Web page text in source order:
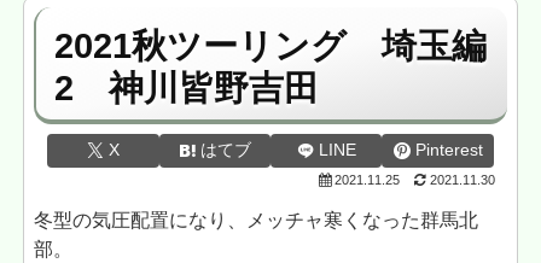
2021秋ツーリング 埼玉編
2 神川皆野吉田
X はてブ LINE Pinterest
2021.11.25 2021.11.30
冬型の気圧配置になり、メッチャ寒くなった群馬北
部。